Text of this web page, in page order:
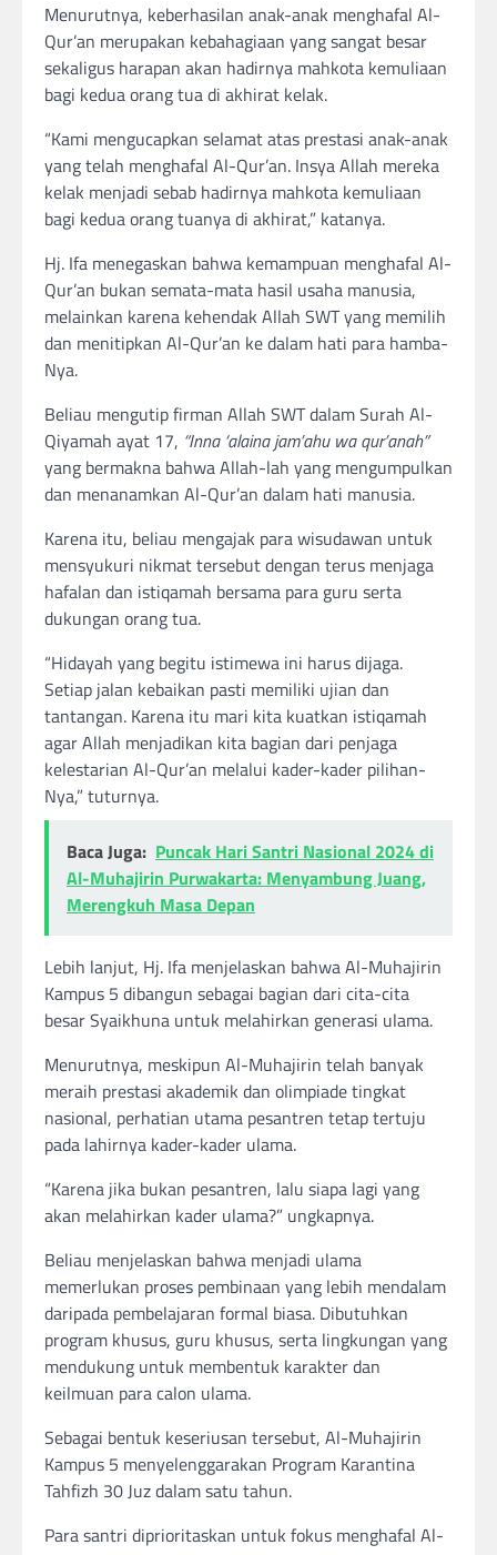
Menurutnya, keberhasilan anak-anak menghafal Al-
Qur’an merupakan kebahagiaan yang sangat besar
sekaligus harapan akan hadirnya mahkota kemuliaan
bagi kedua orang tua di akhirat kelak.
“Kami mengucapkan selamat atas prestasi anak-anak
yang telah menghafal Al-Qur’an. Insya Allah mereka
kelak menjadi sebab hadirnya mahkota kemuliaan
bagi kedua orang tuanya di akhirat,” katanya.
Hj. Ifa menegaskan bahwa kemampuan menghafal Al-
Qur’an bukan semata-mata hasil usaha manusia,
melainkan karena kehendak Allah SWT yang memilih
dan menitipkan Al-Qur’an ke dalam hati para hamba-
Nya.
Beliau mengutip firman Allah SWT dalam Surah Al-
Qiyamah ayat 17, “Inna ‘alaina jam’ahu wa qur’anah”
yang bermakna bahwa Allah-lah yang mengumpulkan
dan menanamkan Al-Qur’an dalam hati manusia.
Karena itu, beliau mengajak para wisudawan untuk
mensyukuri nikmat tersebut dengan terus menjaga
hafalan dan istiqamah bersama para guru serta
dukungan orang tua.
“Hidayah yang begitu istimewa ini harus dijaga.
Setiap jalan kebaikan pasti memiliki ujian dan
tantangan. Karena itu mari kita kuatkan istiqamah
agar Allah menjadikan kita bagian dari penjaga
kelestarian Al-Qur’an melalui kader-kader pilihan-
Nya,” tuturnya.
Baca Juga: Puncak Hari Santri Nasional 2024 di
Al-Muhajirin Purwakarta: Menyambung Juang,
Merengkuh Masa Depan
Lebih lanjut, Hj. Ifa menjelaskan bahwa Al-Muhajirin
Kampus 5 dibangun sebagai bagian dari cita-cita
besar Syaikhuna untuk melahirkan generasi ulama.
Menurutnya, meskipun Al-Muhajirin telah banyak
meraih prestasi akademik dan olimpiade tingkat
nasional, perhatian utama pesantren tetap tertuju
pada lahirnya kader-kader ulama.
“Karena jika bukan pesantren, lalu siapa lagi yang
akan melahirkan kader ulama?” ungkapnya.
Beliau menjelaskan bahwa menjadi ulama
memerlukan proses pembinaan yang lebih mendalam
daripada pembelajaran formal biasa. Dibutuhkan
program khusus, guru khusus, serta lingkungan yang
mendukung untuk membentuk karakter dan
keilmuan para calon ulama.
Sebagai bentuk keseriusan tersebut, Al-Muhajirin
Kampus 5 menyelenggarakan Program Karantina
Tahfizh 30 Juz dalam satu tahun.
Para santri diprioritaskan untuk fokus menghafal Al-